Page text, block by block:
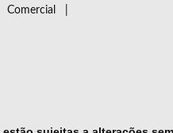
Comercial